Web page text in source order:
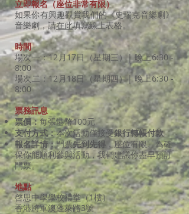
立即報名（座位非常有限）
如果你有興趣觀賞我們的《史瑞克音樂劇》
音樂劇，請在此填寫線上表格。
時間
場次一：12月17日（星期三）| 晚上6:30 -
8:00
場次二：12月18日（星期四）| 晚上6:30 -
8:00
票務訊息
票價：每張港幣100元
支付方式：本次活動僅接受銀行轉帳付款
報名詳情：門票先到先得 ，座位有限。為確
保你能順利參與活動，我們建議你盡早預訂
門票。
地點
啓思中學學校禮堂（1樓）
香港將軍澳蓬萊路3號